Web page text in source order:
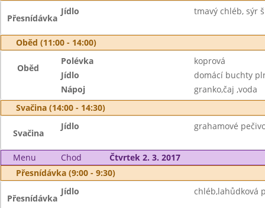
Přesnídávka
Jídlo tmavý chléb, sýr
Oběd (11:00 - 14:00)
Oběd
Polévka
koprová
Jídlo
domácí buchty
Nápoj
granko,čaj ,voda
Svačina (14:00 - 14:30)
Svačina
Jídlo grahamové
Menu Chod
Čtvrtek 2. 3. 2017
Přesnídávka (9:00 - 9:30)
Přesnídávka
Jídlo chléb,lahůdková